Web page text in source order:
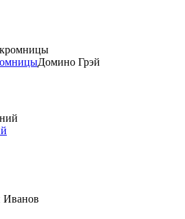
Домино Грэй
Иванов